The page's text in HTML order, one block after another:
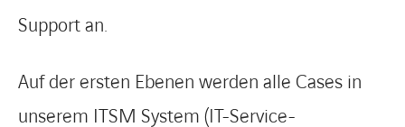
Support an.
Auf der ersten Ebenen werden alle Cases in
unserem ITSM System (IT-Service-